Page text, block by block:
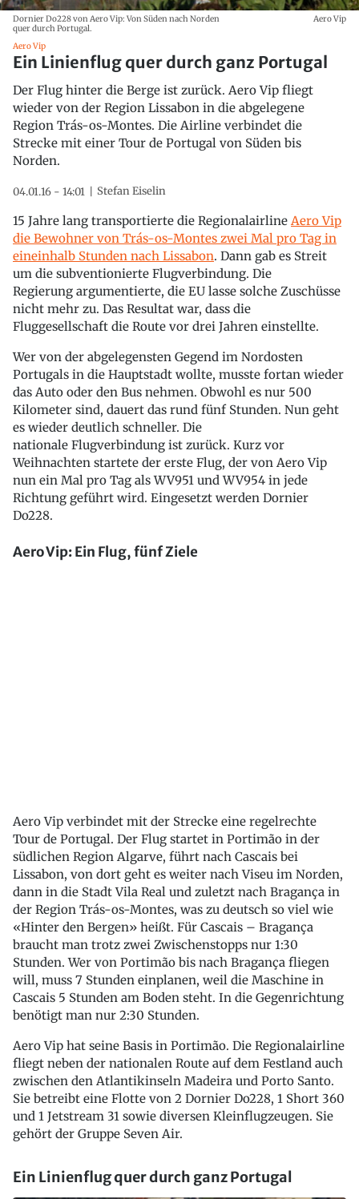
Dornier Do228 von Aero Vip: Von Süden nach Norden
quer durch Portugal.
Aero Vip
Aero Vip
Ein Linienflug quer durch ganz Portugal
Der Flug hinter die Berge ist zurück. Aero Vip fliegt
wieder von der Region Lissabon in die abgelegene
Region Trás-os-Montes. Die Airline verbindet die
Strecke mit einer Tour de Portugal von Süden bis
Norden.
04.01.16 - 14:01 Stefan Eiselin
15 Jahre lang transportierte die Regionalairline Aero Vip
die Bewohner von Trás-os-Montes zwei Mal pro Tag in
eineinhalb Stunden nach Lissabon. Dann gab es Streit
um die subventionierte Flugverbindung. Die
Regierung argumentierte, die EU lasse solche Zuschüsse
nicht mehr zu. Das Resultat war, dass die
Fluggesellschaft die Route vor drei Jahren einstellte.
Wer von der abgelegensten Gegend im Nordosten
Portugals in die Hauptstadt wollte, musste fortan wieder
das Auto oder den Bus nehmen. Obwohl es nur 500
Kilometer sind, dauert das rund fünf Stunden. Nun geht
es wieder deutlich schneller. Die
nationale Flugverbindung ist zurück. Kurz vor
Weihnachten startete der erste Flug, der von Aero Vip
nun ein Mal pro Tag als WV951 und WV954 in jede
Richtung geführt wird. Eingesetzt werden Dornier
Do228.
Aero Vip: Ein Flug, fünf Ziele
Aero Vip verbindet mit der Strecke eine regelrechte
Tour de Portugal. Der Flug startet in Portimão in der
südlichen Region Algarve, führt nach Cascais bei
Lissabon, von dort geht es weiter nach Viseu im Norden,
dann in die Stadt Vila Real und zuletzt nach Bragança in
der Region Trás-os-Montes, was zu deutsch so viel wie
«Hinter den Bergen» heißt. Für Cascais – Bragança
braucht man trotz zwei Zwischenstopps nur 1:30
Stunden. Wer von Portimão bis nach Bragança fliegen
will, muss 7 Stunden einplanen, weil die Maschine in
Cascais 5 Stunden am Boden steht. In die Gegenrichtung
benötigt man nur 2:30 Stunden.
Aero Vip hat seine Basis in Portimão. Die Regionalairline
fliegt neben der nationalen Route auf dem Festland auch
zwischen den Atlantikinseln Madeira und Porto Santo.
Sie betreibt eine Flotte von 2 Dornier Do228, 1 Short 360
und 1 Jetstream 31 sowie diversen Kleinflugzeugen. Sie
gehört der Gruppe Seven Air.
Ein Linienflug quer durch ganz Portugal